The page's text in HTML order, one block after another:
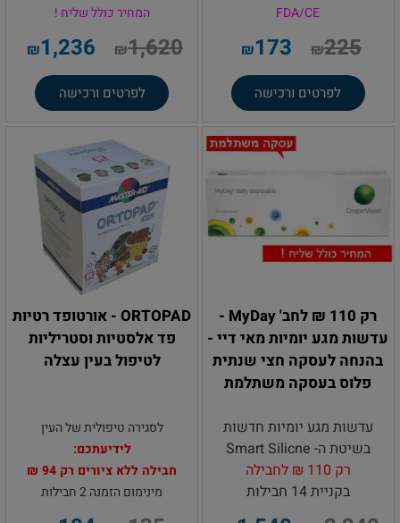
FDA/CE
₪225
₪173
לפרטים ורכישה
המחיר כולל שליח !
₪1,620
₪1,236
לפרטים ורכישה
רק 110 ₪ לחב' MyDay -
עדשות מגע יומיות מאי דיי -
בהנחה לעסקה חצי שנתית
פלוס בעסקה משתלמת
עדשות מגע יומיות חדשות
בשיטת ה- Smart Silicne
רק 110 ₪ לחבילה
בקניית 14 חבילות
ORTOPAD - אורטופד רטיות
פד אלסטיות וסטריליות
לטיפול בעין עצלה
לסגירה טיפולית של העין
לידיעתכם:
חבילה ללא ציורים רק 94 ₪
מינימום הזמנה 2 חבילות